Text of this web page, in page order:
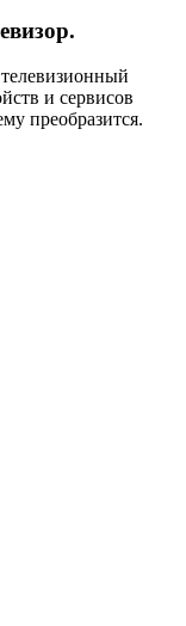
и сервисов
преобразится.